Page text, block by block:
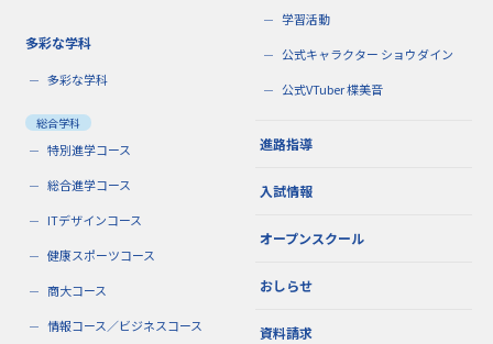
多彩な学科
多彩な学科
総合学科
特別進学コース
総合進学コース
ITデザインコース
健康スポーツコース
商大コース
情報コース／ビジネスコース
学習活動
公式キャラクター ショウダイン
公式VTuber 楪美音
進路指導
入試情報
オープンスクール
おしらせ
資料請求